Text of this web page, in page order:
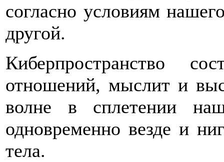
согласно условиям
другой.
Киберпространство
отношений, мыслит и
волне в сплетении
одновременно везде и
тела.